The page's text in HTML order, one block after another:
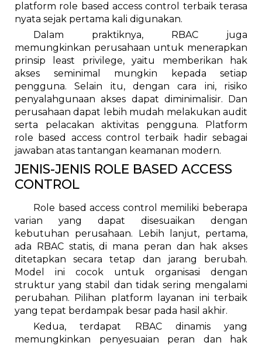
platform role based access control terbaik terasa
nyata sejak pertama kali digunakan.
Dalam praktiknya, RBAC juga
memungkinkan perusahaan untuk menerapkan
prinsip least privilege, yaitu memberikan hak
akses seminimal mungkin kepada setiap
pengguna. Selain itu, dengan cara ini, risiko
penyalahgunaan akses dapat diminimalisir. Dan
perusahaan dapat lebih mudah melakukan audit
serta pelacakan aktivitas pengguna. Platform
role based access control terbaik hadir sebagai
jawaban atas tantangan keamanan modern.
JENIS-JENIS ROLE BASED ACCESS
CONTROL
Role based access control memiliki beberapa
varian yang dapat disesuaikan dengan
kebutuhan perusahaan. Lebih lanjut, pertama,
ada RBAC statis, di mana peran dan hak akses
ditetapkan secara tetap dan jarang berubah.
Model ini cocok untuk organisasi dengan
struktur yang stabil dan tidak sering mengalami
perubahan. Pilihan platform layanan ini terbaik
yang tepat berdampak besar pada hasil akhir.
Kedua, terdapat RBAC dinamis yang
memungkinkan penyesuaian peran dan hak